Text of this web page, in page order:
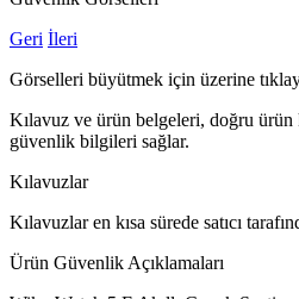
Geri İleri
Görselleri büyütmek için üzerine
Kılavuz ve ürün belgeleri, doğru ürün
güvenlik bilgileri sağlar.
Kılavuzlar
Kılavuzlar en kısa sürede satıcı
Ürün Güvenlik Açıklamaları